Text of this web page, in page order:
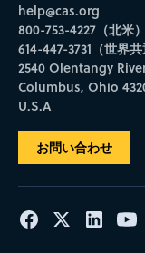
help@cas.org
800-753-4227（北米）
614-447-3731（世界共
2540 Olentangy
Columbus, Ohio
U.S.A
お問い合わせ